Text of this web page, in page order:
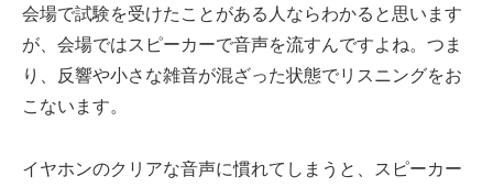
会場で試験を受けたことがある人ならわかると思います
が、会場ではスピーカーで音声を流すんですよね。つま
り、反響や小さな雑音が混ざった状態でリスニングをお
こないます。
イヤホンのクリアな音声に慣れてしまうと、スピーカー